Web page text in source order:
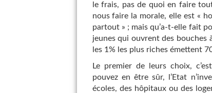
le frais, pas de quoi en faire
nous faire la morale, elle est «
partout » ; mais qu’a-t-elle fait
jeunes qui ouvrent des bouches
les 1% les plus riches émettent
Le premier de leurs choix,
pouvez en être sûr, l’Etat
écoles, des hôpitaux ou des